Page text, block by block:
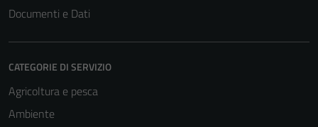
Documenti e Dati
CATEGORIE DI SERVIZIO
Agricoltura e pesca
Ambiente